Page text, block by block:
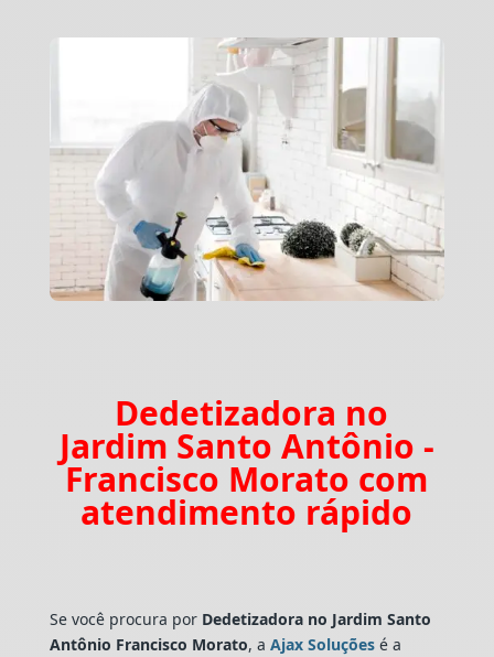
Dedetizadora no
Jardim Santo Antônio -
Francisco Morato com
atendimento rápido
Se você procura por Dedetizadora no Jardim Santo
Antônio Francisco Morato, a Ajax Soluçõesé a